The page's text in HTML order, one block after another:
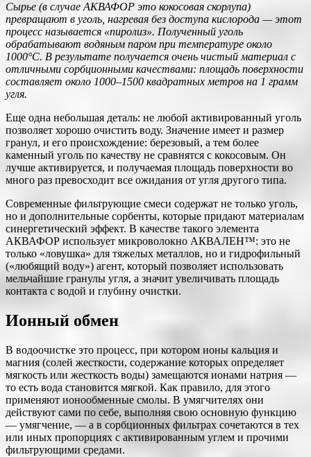
Сырье (в случае АКВАФОР это кокосовая скорлупа)
превращают в уголь, нагревая без доступа кислорода — этот
процесс называется «пиролиз». Полученный уголь
обрабатывают водяным паром при температуре около
1000°C. В результате получается очень чистый материал с
отличными сорбционными качествами: площадь поверхности
составляет около 1000–1500 квадратных метров на 1 грамм
угля.
Еще одна небольшая деталь: не любой активированный уголь
позволяет хорошо очистить воду. Значение имеет и размер
гранул, и его происхождение: березовый, а тем более
каменный уголь по качеству не сравнятся с кокосовым. Он
лучше активируется, и получаемая площадь поверхности во
много раз превосходит все ожидания от угля другого типа.
Современные фильтрующие смеси содержат не только уголь,
но и дополнительные сорбенты, которые придают материалам
синергетический эффект. В качестве такого элемента
АКВАФОР использует микроволокно AКВАЛЕН™: это не
только «ловушка» для тяжелых металлов, но и гидрофильный
(«любящий воду») агент, который позволяет использовать
мельчайшие гранулы угля, а значит увеличивать площадь
контакта с водой и глубину очистки.
Ионный обмен
В водоочистке это процесс, при котором ионы кальция и
магния (солей жесткости, содержание которых определяет
мягкость или жесткость воды) замещаются ионами натрия —
то есть вода становится мягкой. Как правило, для этого
применяют ионообменные смолы. В умягчителях они
действуют сами по себе, выполняя свою основную функцию
— умягчение, — а в сорбционных фильтрах сочетаются в тех
или иных пропорциях с активированным углем и прочими
фильтрующими средами.